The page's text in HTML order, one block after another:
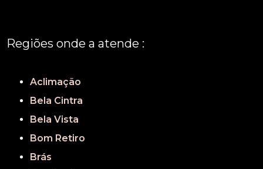
Regiões onde a atende :
Aclimação
Bela Cintra
Bela Vista
Bom Retiro
Brás